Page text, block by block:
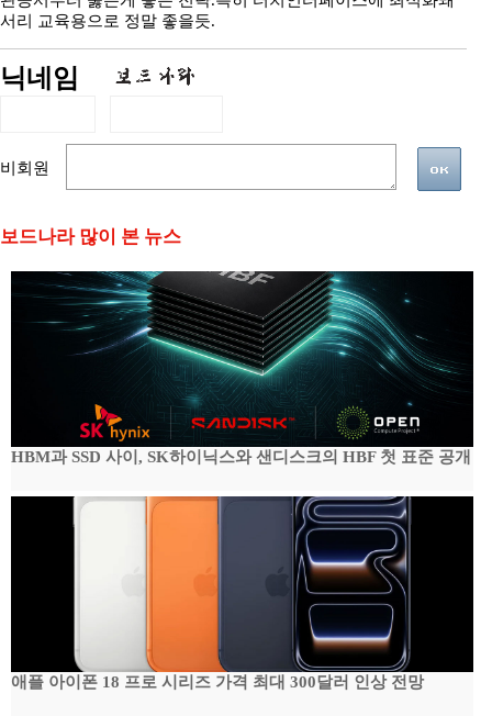
서리 교육용으로 정말 좋을듯.
닉네임
비회원
보드나라 많이 본 뉴스
HBM과 SSD 사이, SK하이닉스와 샌디스크의 HBF 첫 표준 공개
애플 아이폰 18 프로 시리즈 가격 최대 300달러 인상 전망